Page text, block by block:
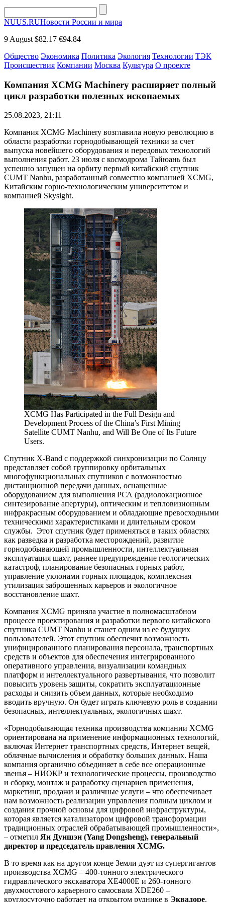
NUUS.RUНовости России и мира
9 August $82.17 €94.84
Общество Экономика Политика Экология Технологии ТЭК
Происшествия Компании Москва Культура О проекте
Компания XCMG Machinery расширяет полный
цикл разработки полезных ископаемых
25.08.2023, 21:11
Компания XCMG Machinery возглавила новую революцию в
области разработки горнодобывающей техники за счет
выпуска новейшего оборудования и передовых технологий
выполнения работ. 23 июля с космодрома Тайюань был
успешно запущен на орбиту первый китайский спутник
CUMT Nanhu, разработанный совместно компанией XCMG,
Китайским горно-технологическим университетом и
компанией Skysight.
XCMG Has Participated in the Full Design and
Development Process of the China’s First Mining
Satellite CUMT Nanhu, and Will Be One of Its Future
Users.
Спутник X-Band с поддержкой синхронизации по Солнцу
представляет собой группировку орбитальных
многофункциональных спутников с возможностью
дистанционной передачи данных, оснащенные
оборудованием для выполнения РСА (радиолокационное
синтезирование апертуры), оптическим и тепловизионным
инфракрасным оборудованием и обладающие превосходными
техническими характеристиками и длительным сроком
службы. Этот спутник будет применяться в таких областях
как разведка и разработка месторождений, развитие
горнодобывающей промышленности, интеллектуальная
эксплуатация шахт, раннее предупреждение геологических
катастроф, планирование безопасных горных работ,
управление уклонами горных площадок, комплексная
утилизация заброшенных карьеров и экологичное
восстановление шахт.
Компания XCMG приняла участие в полномасштабном
процессе проектирования и разработки первого китайского
спутника CUMT Nanhu и станет одним из ее будущих
пользователей. Этот спутник обеспечит возможность
унифицированного планирования персонала, транспортных
средств и объектов для обеспечения интегрированного
оперативного управления, визуализации командных
платформ и интеллектуального развертывания, что позволит
повысить уровень защиты, сократить эксплуатационные
расходы и снизить объем данных, которые необходимо
вводить вручную. Он будет играть ключевую роль в создании
безопасных, интеллектуальных, экологичных шахт.
«Горнодобывающая техника производства компании XCMG
ориентирована на применение информационных технологий,
включая Интернет транспортных средств, Интернет вещей,
облачные вычисления и обработку больших данных. Наша
компания органично объединяет в себе все операционные
звенья – НИОКР и технологические процессы, производство
и сборку, монтаж и разработку сценариев применения,
маркетинг, продажи и различные услуги – что обеспечивает
нам возможность реализации управления полным циклом и
создания прочной основы для цифровой инфраструктуры,
которая является катализатором цифровой трансформации
традиционных отраслей обрабатывающей промышленности»,
– отметил Ян Дуншэн (Yang Dongsheng), генеральный
директор и председатель правления XCMG.
В то время как на другом конце Земли дуэт из супергигантов
производства XCMG – 400-тонного электрического
гидравлического экскаватора XE4000E и 260-тонного
двухмостового карьерного самосвала XDE260 –
круглосуточно работает на открытом руднике в Эквадоре,